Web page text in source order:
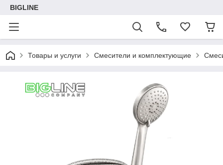
BIGLINE
Товары и услуги Смесители и комплектующие